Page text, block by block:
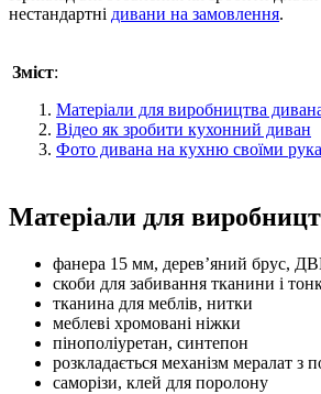
нестандартні дивани на замовлення.
Зміст:
Матеріали для виробництва
Відео як зробити кухонний диван
Фото дивана на кухню своїми
Матеріали для
фанера 15 мм, дерев’яний брус,
скоби для забивання тканини і
тканина для меблів, нитки
меблеві хромовані ніжки
пінополіуретан, синтепон
розкладається механізм мералат
саморізи, клей для поролону